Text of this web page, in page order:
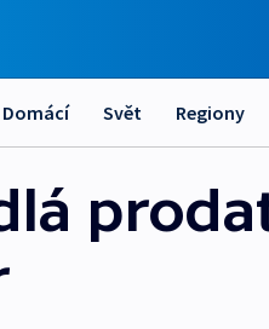
Domácí Svět Regiony